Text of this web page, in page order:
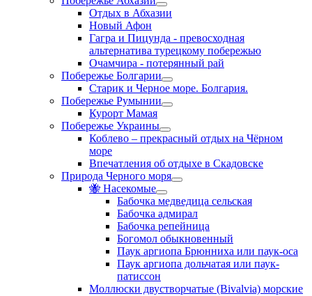
Отдых в Абхазии
Новый Афон
Гагра и Пицунда - превосходная
альтернатива турецкому побережью
Очамчира - потерянный рай
Побережье Болгарии
Старик и Черное море. Болгария.
Побережье Румынии
Курорт Мамая
Побережье Украины
Коблево – прекрасный отдых на Чёрном
море
Впечатления об отдыхе в Скадовске
Природа Черного моря
🐝 Насекомые
Бабочка медведица сельская
Бабочка адмирал
Бабочка репейница
Богомол обыкновенный
Паук аргиопа Брюнниха или паук-оса
Паук аргиопа дольчатая или паук-
патиссон
Моллюски двустворчатые (Bivalvia) морские